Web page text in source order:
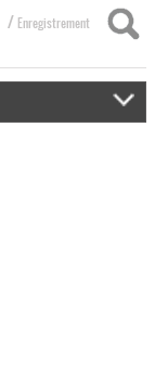
/ Enregistrement